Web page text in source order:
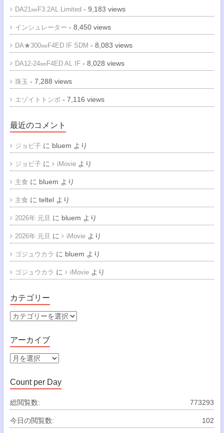
DA21㎜F3.2AL Limited- 9,183 views
インシュレーター - 8,450 views
DA★300㎜F4ED IF SDM - 8,083 views
DA12-24㎜F4ED AL IF- 8,028 views
珠玉 - 7,288 views
エゾイトトンボ - 7,116 views
最近のコメント
ジョビ子 に bluem より
ジョビ子 に iMovieより
主食 に bluem より
主食 に teltelより
2026年 元旦に bluem より
2026年 元旦に iMovieより
ゴジュウカラ に bluem より
ゴジュウカラ に iMovieより
カテゴリー
カ
ゴ
リ
ー
アーカイブ
ア
カ
イ
ブ
Count per Day
773293
総閲覧数:
102
今日の閲覧数: